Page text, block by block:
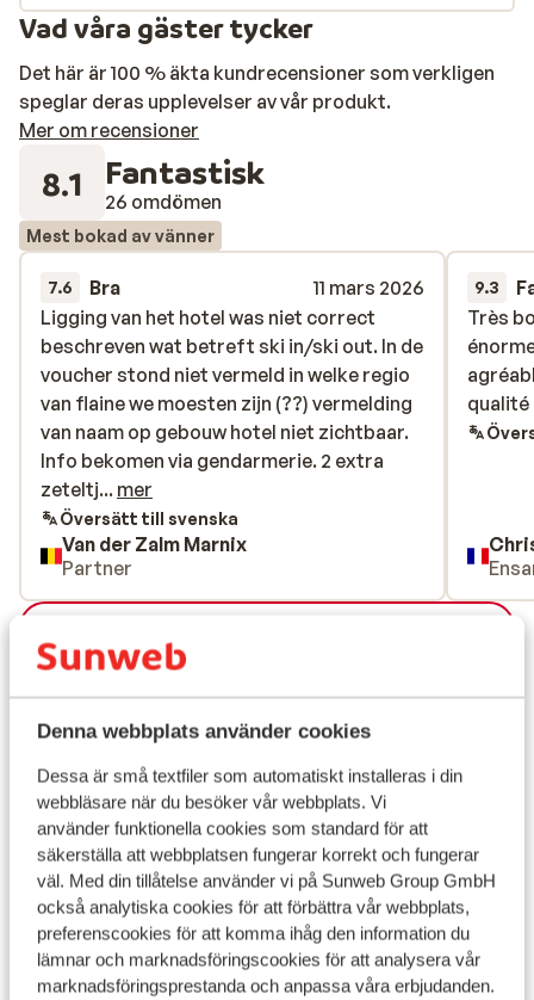
Denna webbplats använder cookies
Dessa är små textfiler som automatiskt installeras i din
webbläsare när du besöker vår webbplats. Vi
använder funktionella cookies som standard för att
säkerställa att webbplatsen fungerar korrekt och fungerar
väl. Med din tillåtelse använder vi på Sunweb Group GmbH
också analytiska cookies för att förbättra vår webbplats,
preferenscookies för att komma ihåg den information du
lämnar och marknadsföringscookies för att analysera vår
marknadsföringsprestanda och anpassa våra erbjudanden.
Vad våra gäster tycker
Det här är 100 % äkta kundrecensioner som verkligen
speglar deras upplevelser av vår produkt.
Mer om recensioner
8.1 Fantastisk
26 omdömen
Mest bokad av vänner
7.6 Bra
11 mars 2026
Ligging van het hotel was niet correct
beschreven wat betreft ski in/ski out. In de
voucher stond niet vermeld in welke regio
van flaine we moesten zijn (??) vermelding
van naam op gebouw hotel niet zichtbaar.
Info bekomen via gendarmerie. 2 extra
zeteltjes op de kamer en terras zou hier
wel mogen.Handdoekenservice werd pas
voorlaatste dag vervangen, doch bij
melding hiervan kregen we spontaan
nieuwe. Douche was verstopt, waardoor
water op te vangen vloer badkamer. maar
wel luiddruchtige groep (engelsen) maar
dit heb je nooit onder controle. Algemeen
toch een goed hotel en aan te bevelen.
Ligging van het hotel was niet correct
beschreven wat betreft ski in/ski out. In de
voucher stond niet vermeld in welke regio
van flaine we moesten zijn (??) vermelding
van naam op gebouw hotel niet zichtbaar.
Info bekomen via gendarmerie. 2 extra
zeteltj... mer
Översätt till svenska
Van der Zalm Marnix
Partner
9.3
Très
qualité
Très
qualité
Läge
Visa på karta
I området
I centrum